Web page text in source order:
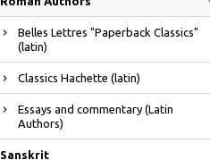
Belles Lettres "Paperback Classics"
(latin)
Classics Hachette (latin)
Essays and commentary (Latin
Authors)
Sanskrit